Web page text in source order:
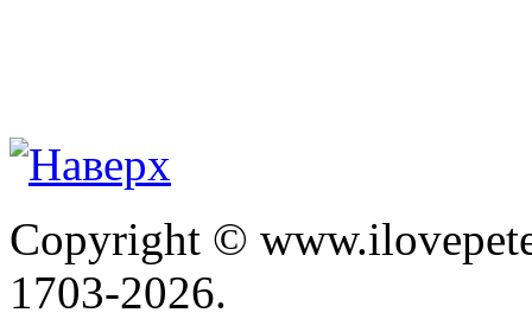
Copyright ©
1703-2026.